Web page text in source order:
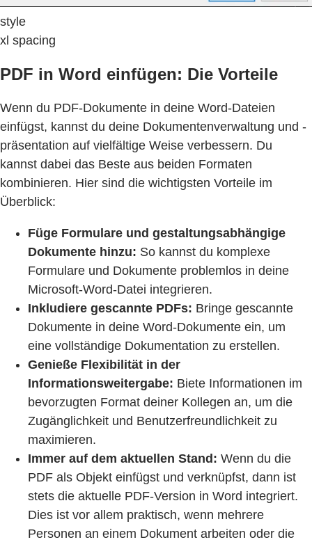
style
xl spacing
PDF in Word einfügen: Die Vorteile
Wenn du PDF-Dokumente in deine Word-Dateien
einfügst, kannst du deine Dokumentenverwaltung und -
präsentation auf vielfältige Weise verbessern. Du
kannst dabei das Beste aus beiden Formaten
kombinieren. Hier sind die wichtigsten Vorteile im
Überblick:
Füge Formulare und gestaltungsabhängige
Dokumente hinzu: So kannst du komplexe
Formulare und Dokumente problemlos in deine
Microsoft-Word-Datei integrieren.
Inkludiere gescannte PDFs: Bringe gescannte
Dokumente in deine Word-Dokumente ein, um
eine vollständige Dokumentation zu erstellen.
Genieße Flexibilität in der
Informationsweitergabe: Biete Informationen im
bevorzugten Format deiner Kollegen an, um die
Zugänglichkeit und Benutzerfreundlichkeit zu
maximieren.
Immer auf dem aktuellen Stand: Wenn du die
PDF als Objekt einfügst und verknüpfst, dann ist
stets die aktuelle PDF-Version in Word integriert.
Dies ist vor allem praktisch, wenn mehrere
Personen an einem Dokument arbeiten oder die